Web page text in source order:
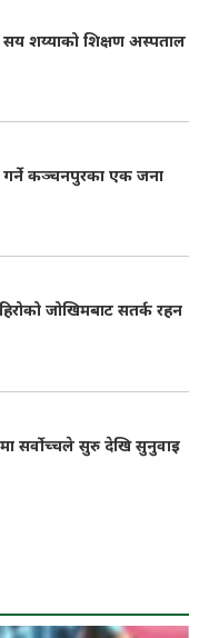
सय शय्याको शिक्षण अस्पताल
गर्ने कञ्चनपुरका एक जना
जोखिमबाट सतर्क रहन
सर्वोच्चले सुरु देखि सुनुवाइ